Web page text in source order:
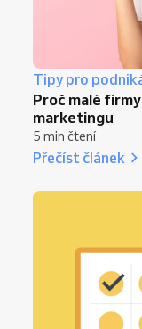
Tipy pro
Proč malé
marketingu
5 min čtení
Přečíst článek